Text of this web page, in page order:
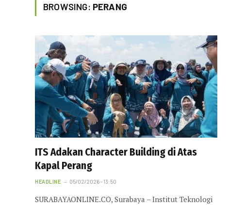
BROWSING: PERANG
ITS Adakan Character Building di Atas
Kapal Perang
HEADLINE 05/02/2026 - 13:50
SURABAYAONLINE.CO, Surabaya – Institut Teknologi